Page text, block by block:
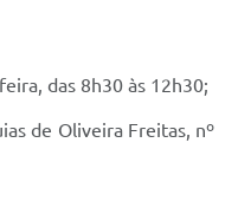
das 8h30 às 12h30;
de Oliveira Freitas, nº